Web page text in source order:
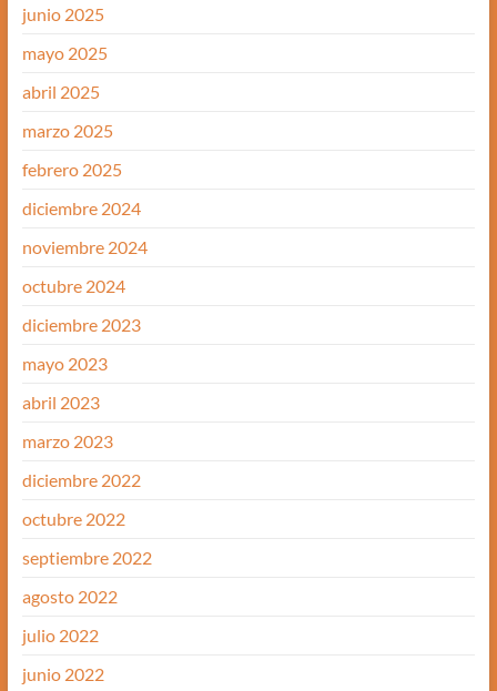
junio 2025
mayo 2025
abril 2025
marzo 2025
febrero 2025
diciembre 2024
noviembre 2024
octubre 2024
diciembre 2023
mayo 2023
abril 2023
marzo 2023
diciembre 2022
octubre 2022
septiembre 2022
agosto 2022
julio 2022
junio 2022